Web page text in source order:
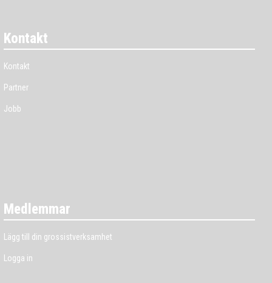
Kontakt
Kontakt
Partner
Jobb
Medlemmar
Lägg till din grossistverksamhet
Logga in